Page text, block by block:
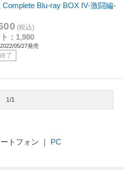
Complete Blu-ray BOX IV-激闘編-
(税込)
：1,980
05/27発売
了
1/1
トフォン ｜ PC